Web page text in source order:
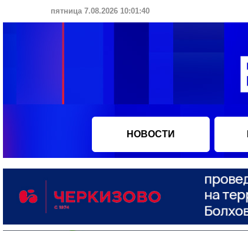
пятница 7.08.2026 10:01:41
НОВОСТИ